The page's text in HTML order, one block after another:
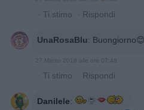
· Ti stimo · Rispondi
UnaRosaBlu:
27 Marzo 2018 alle ore 07:48
· Ti stimo · Rispondi
Danilele: